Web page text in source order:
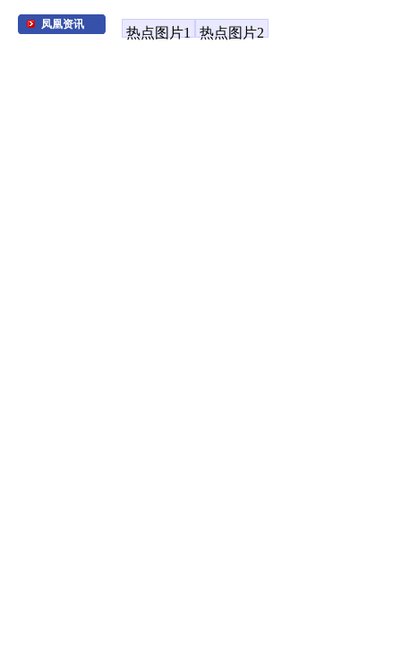
凤凰资讯
热点图片1 热点图片2